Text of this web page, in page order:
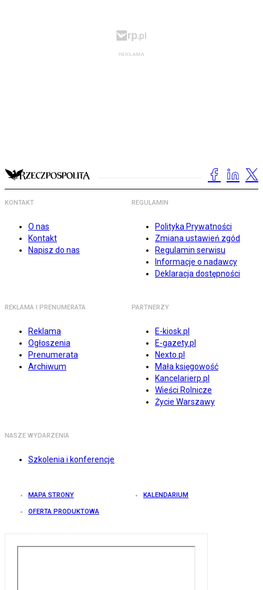
KONTAKT
O nas
Kontakt
Napisz do nas
REGULAMIN
Polityka Prywatności
Zmiana ustawień zgód
Regulamin serwisu
Informacje o nadawcy
Deklaracja dostępności
REKLAMA I PRENUMERATA
Reklama
Ogłoszenia
Prenumerata
Archiwum
PARTNERZY
E-kiosk.pl
E-gazety.pl
Nexto.pl
Mała księgowość
Kancelarierp.pl
Wieści Rolnicze
Życie Warszawy
NASZE WYDARZENIA
Szkolenia i konferencje
MAPA STRONY KALENDARIUM
OFERTA PRODUKTOWA